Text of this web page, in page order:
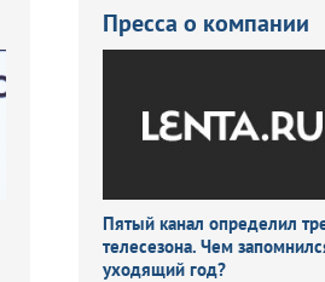
Пресса о компании
Пятый канал определил
телесезона. Чем
уходящий год?